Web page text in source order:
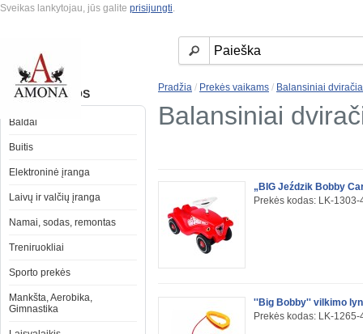
Sveikas lankytojau, jūs galite prisijungti.
KATEGORIJOS
Baldai
Buitis
Elektroninė įranga
Laivų ir valčių įranga
Namai, sodas, remontas
Treniruokliai
Sporto prekės
Mankšta, Aerobika,
Gimnastika
Pradžia / Prekės vaikams / Balansiniai
Balansiniai
„BIG Jeździk Bobby
Prekės kodas: LK-1303-
''Big Bobby'' vilkimo
Prekės kodas: LK-1265-